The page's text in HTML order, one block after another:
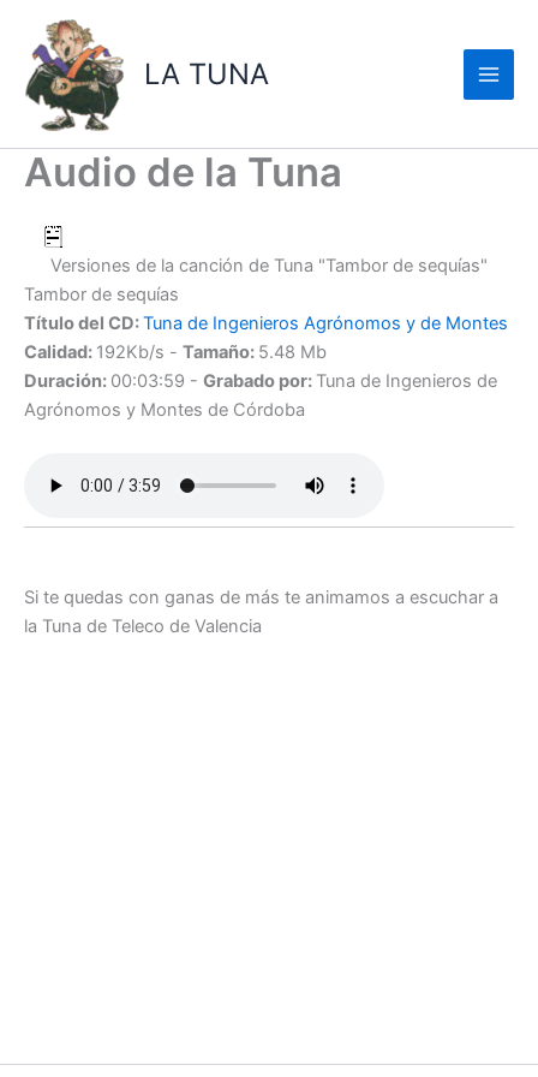
contenido
LA TUNA
Audio de la Tuna
Versiones de la canción de Tuna "Tambor de sequías"
Tambor de sequías
Título del CD:Tuna de Ingenieros Agrónomos y de Montes
Calidad: 192Kb/s - Tamaño: 5.48 Mb
Duración: 00:03:59 - Grabado por: Tuna de Ingenieros de
Agrónomos y Montes de Córdoba
Si te quedas con ganas de más te animamos a escuchar a
la Tuna de Teleco de Valencia